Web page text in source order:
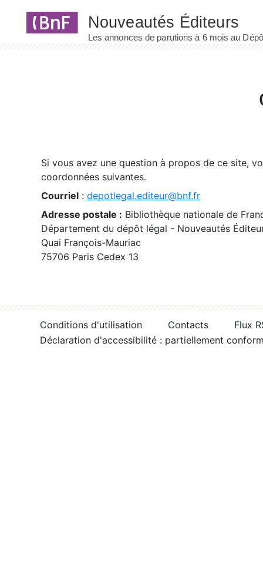
Si vous avez une question à propos de ce site,
coordonnées suivantes.
Courriel : depotlegal.editeur@bnf.fr
Adresse postale : Bibliothèque nationale de
Département du dépôt légal - Nouveautés
Quai François-Mauriac
75706 Paris Cedex 13
Conditions d'utilisation Contacts
Flux
Déclaration d'accessibilité : partiellement